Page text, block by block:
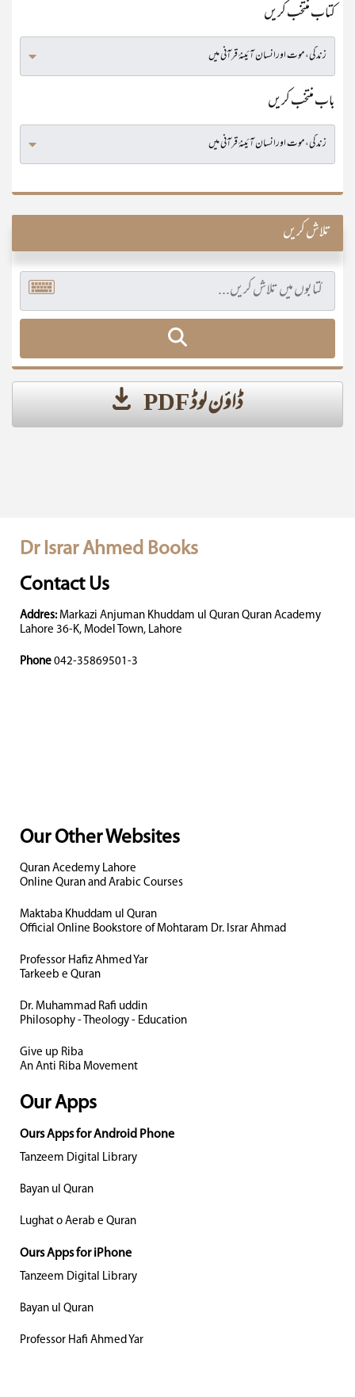
کتاب منتخب کریں
باب منتخب کریں
تلاش کریں
ڈاؤن لوڈ PDF
Dr Israr Ahmed Books
Contact Us
Addres: Markazi Anjuman Khuddam ul Quran Quran Academy
Lahore 36-K, Model Town, Lahore
Phone 042-35869501-3
Our Other Websites
Quran Acedemy Lahore
Online Quran and Arabic Courses
Maktaba Khuddam ul Quran
Official Online Bookstore of Mohtaram Dr. Israr Ahmad
Professor Hafiz Ahmed Yar
Tarkeeb e Quran
Dr. Muhammad Rafi uddin
Philosophy - Theology - Education
Give up Riba
An Anti Riba Movement
Our Apps
Ours Apps for Android Phone
Tanzeem Digital Library
Bayan ul Quran
Lughat o Aerab e Quran
Ours Apps for iPhone
Tanzeem Digital Library
Bayan ul Quran
Professor Hafi Ahmed Yar